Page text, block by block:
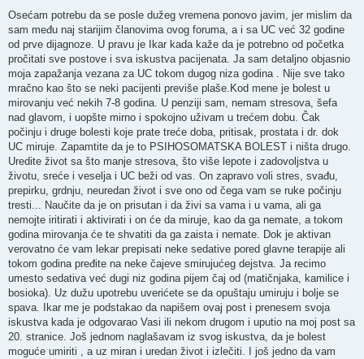
Osećam potrebu da se posle dužeg vremena ponovo javim, jer mislim da
sam među naj starijim članovima ovog foruma, a i sa UC već 32 godine
od prve dijagnoze. U pravu je Ikar kada kaže da je potrebno od početka
pročitati sve postove i sva iskustva pacijenata. Ja sam detaljno objasnio
moja zapažanja vezana za UC tokom dugog niza godina . Nije sve tako
mračno kao što se neki pacijenti previše plaše.Kod mene je bolest u
mirovanju već nekih 7-8 godina. U penziji sam, nemam stresova, šefa
nad glavom, i uopšte mirno i spokojno uživam u trećem dobu. Čak
počinju i druge bolesti koje prate treće doba, pritisak, prostata i dr. dok
UC miruje. Zapamtite da je to PSIHOSOMATSKA BOLEST i ništa drugo.
Uredite život sa što manje stresova, što više lepote i zadovoljstva u
životu, sreće i veselja i UC beži od vas. On zapravo voli stres, svađu,
prepirku, grdnju, neuredan život i sve ono od čega vam se ruke počinju
tresti... Naučite da je on prisutan i da živi sa vama i u vama, ali ga
nemojte iritirati i aktivirati i on će da miruje, kao da ga nemate, a tokom
godina mirovanja će te shvatiti da ga zaista i nemate. Dok je aktivan
verovatno će vam lekar prepisati neke sedative pored glavne terapije ali
tokom godina pređite na neke čajeve smirujućeg dejstva. Ja recimo
umesto sedativa već dugi niz godina pijem čaj od (matičnjaka, kamilice i
bosioka). Uz dužu upotrebu uverićete se da opuštaju umiruju i bolje se
spava. Ikar me je podstakao da napišem ovaj post i prenesem svoja
iskustva kada je odgovarao Vasi ili nekom drugom i uputio na moj post sa
20. stranice. Još jednom naglašavam iz svog iskustva, da je bolest
moguće umiriti , a uz miran i uredan život i izlečiti. I još jedno da vam